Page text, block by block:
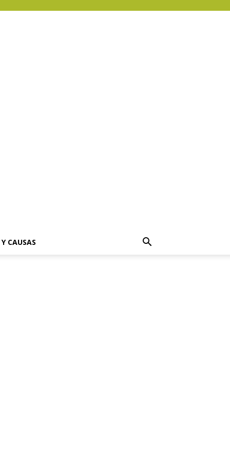
CAUSAS